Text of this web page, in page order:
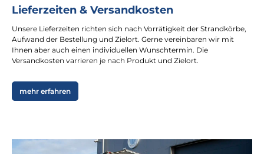
Lieferzeiten & Versandkosten
Unsere Lieferzeiten richten sich nach Vorrätigkeit der Strandkörbe,
Aufwand der Bestellung und Zielort. Gerne vereinbaren wir mit
Ihnen aber auch einen individuellen Wunschtermin. Die
Versandkosten varrieren je nach Produkt und Zielort.
mehr erfahren